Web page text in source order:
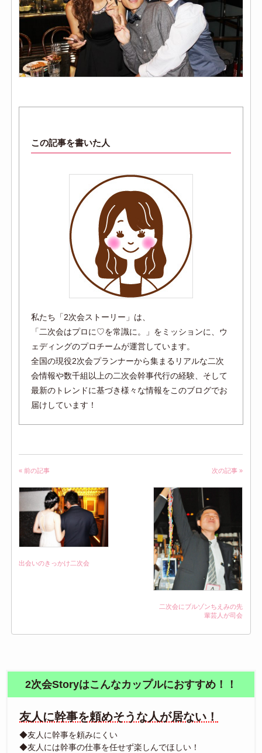
この記事を書いた人
私たち「2次会ストーリー」は、
「二次会はプロに♡を常識に。」をミッションに、ウ
ェディングのプロチームが運営しています。
全国の現役2次会プランナーから集まるリアルな二次
会情報や数千組以上の二次会幹事代行の経験、そして
最新のトレンドに基づき様々な情報をこのブログでお
届けしています！
« 前の記事
出会いのきっかけ二次会
次の記事 »
二次会にブルゾンちえみの先
輩芸人が司会
2次会Storyはこんなカップルにおすすめ！！
友人に幹事を頼めそうな人が居ない！
◆友人に幹事を頼みにくい
◆友人には幹事の仕事を任せず楽しんでほしい！